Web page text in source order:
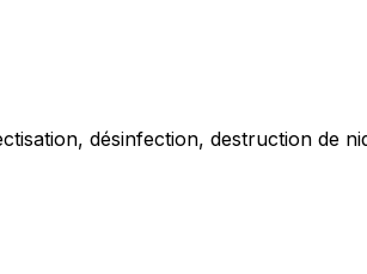
désinfection, destruction de